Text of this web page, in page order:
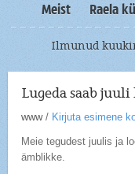
Meist
Raela
Ilmunud
Lugeda saab
www/ Kirjuta esimene
Meie tegudest juulis ja
ämblikke.